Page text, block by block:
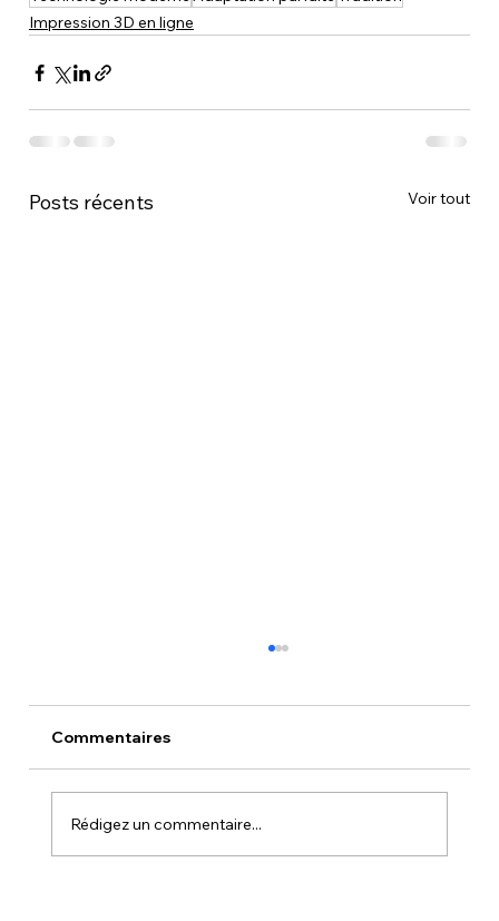
Impression 3D en ligne
Posts récents Voir tout
Commentaires
Rédigez un commentaire...